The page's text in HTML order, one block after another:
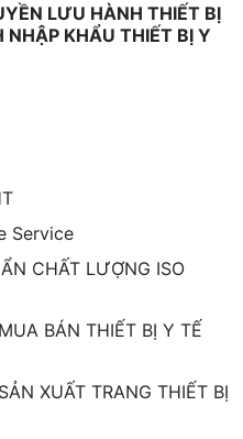
LƯU HÀNH THIẾT BỊ
NHẬP KHẨU THIẾT BỊ Y
Service
CHẤT LƯỢNG ISO
BÁN THIẾT BỊ Y TẾ
XUẤT TRANG THIẾT BỊ